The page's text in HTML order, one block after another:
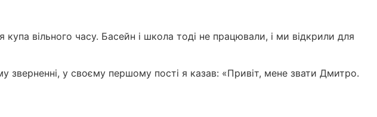
вільного часу. Басейн і школа тоді не працювали, і ми відкрили для
у своєму першому пості я казав: «Привіт, мене звати Дмитро.